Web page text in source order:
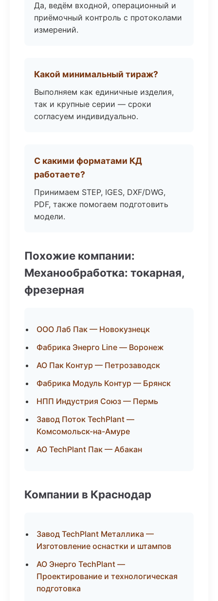
Да, ведём входной, операционный и
приёмочный контроль с протоколами
измерений.
Какой минимальный тираж?
Выполняем как единичные изделия,
так и крупные серии — сроки
согласуем индивидуально.
С какими форматами КД
работаете?
Принимаем STEP, IGES, DXF/DWG,
PDF, также помогаем подготовить
модели.
Похожие компании:
Механообработка: токарная,
фрезерная
ООО Лаб Пак — Новокузнецк
Фабрика Энерго Line — Воронеж
АО Пак Контур — Петрозаводск
Фабрика Модуль Контур — Брянск
НПП Индустрия Союз — Пермь
Завод Поток TechPlant —
Комсомольск-на-Амуре
АО TechPlant Пак — Абакан
Компании в Краснодар
Завод TechPlant Металлика —
Изготовление оснастки и штампов
АО Энерго TechPlant —
Проектирование и технологическая
подготовка